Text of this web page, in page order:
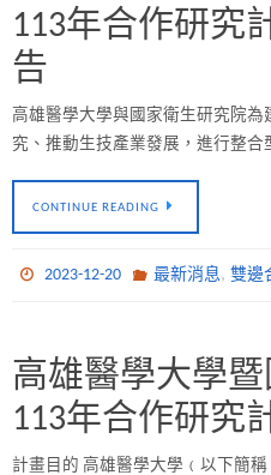
113年合作研究
告
高雄醫學大學與國家衛生研究院
究、推動生技產業發展，進行整合
CONTINUE READING
2023-12-20 最新消息, 雙邊
高雄醫學大學
113年合作研究
計畫目的 高雄醫學大學﹙以下簡